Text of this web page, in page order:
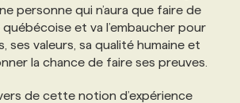
personne qui n’aura que faire de
et va l’embaucher pour
ses valeurs, sa qualité humaine et
la chance de faire ses preuves.
de cette notion d’expérience